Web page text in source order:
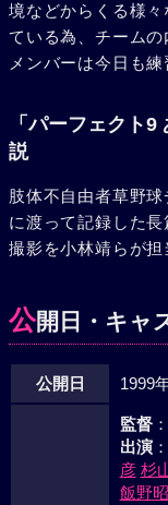
境などからくる様
ている為、チームの
メンバーは今日も
「パーフェクト
説
肢体不自由者草野
に渡って記録した長
撮影を小林靖らが担
公開日・キャ
公開日 1999
監督：
出演：
彦 杉
飯野昭